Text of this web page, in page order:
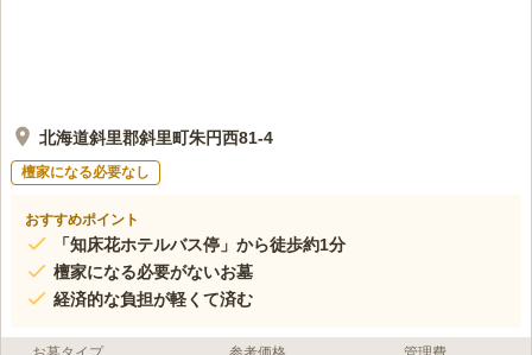
北海道斜里郡斜里町朱円西81-4
檀家になる必要なし
おすすめポイント
「知床花ホテルバス停」から徒歩約1分
檀家になる必要がないお墓
経済的な負担が軽くて済む